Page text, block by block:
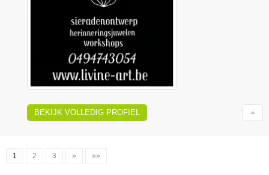
BEKIJK VOLLEDIG PROFIEL
1 2 3 » »»